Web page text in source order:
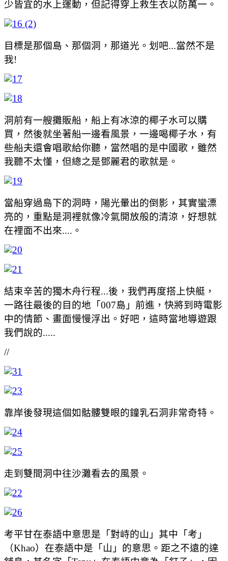
少皆宜的水上運動，但記得穿上救生衣以防萬一。
目標是那個島、那個洞，那道光。划吧...當然不是
我!
洞前有一艘攤販船，船上有冰涼的椰子水可以購
買，然後就坐著船一邊看風景，一邊喝椰子水，有
些船夫還會唱歌給你聽，當然唱的是中國歌，雖然
我聽不太懂，但總之是鄧麗君的歌就是。
當船穿過島下的洞時，陽光暈出的倒影，其實蠻漂
亮的，重點是洞裡就像冷氣開放般的清涼，好想就
在裡面不出來....。
結束辛苦的獨木舟行程...後，我們再度搭上快艇，
一路往最後的目的地「007島」前進，快將到時電影
中的情節、畫面慢慢浮出。好吧，這時當地導遊跟
我們說的.....
//
靠岸後發現這個如骷髏雙眼的鐘乳石洞非常奇特。
走到雙間洞中往沙灘看去的風景。
考平甘在泰語中意思是「對峙的山」其中「考」
（Khao）在泰語中是「山」的意思。距之不遠的達